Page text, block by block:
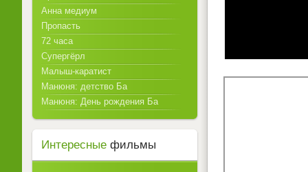
Анна медиум
Пропасть
72 часа
Супергёрл
Малыш-каратист
Манюня: детство Ба
Манюня: День рождения Ба
Интересные фильмы